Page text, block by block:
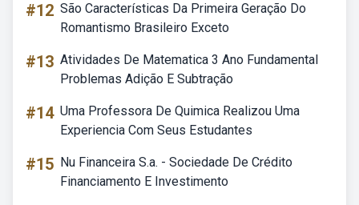
#12 São Características Da Primeira Geração Do
Romantismo Brasileiro Exceto
#13 Atividades De Matematica 3 Ano Fundamental
Problemas Adição E Subtração
#14 Uma Professora De Quimica Realizou Uma
Experiencia Com Seus Estudantes
#15 Nu Financeira S.a. - Sociedade De Crédito
Financiamento E Investimento